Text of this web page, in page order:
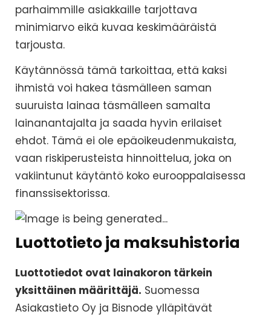
parhaimmille asiakkaille tarjottava
minimiarvo eikä kuvaa keskimääräistä
tarjousta.
Käytännössä tämä tarkoittaa, että kaksi
ihmistä voi hakea täsmälleen saman
suuruista lainaa täsmälleen samalta
lainanantajalta ja saada hyvin erilaiset
ehdot. Tämä ei ole epäoikeudenmukaista,
vaan riskiperusteista hinnoittelua, joka on
vakiintunut käytäntö koko eurooppalaisessa
finanssisektorissa.
Luottotieto ja maksuhistoria
Luottotiedot ovat lainakoron tärkein
yksittäinen määrittäjä. Suomessa
Asiakastieto Oy ja Bisnode ylläpitävät